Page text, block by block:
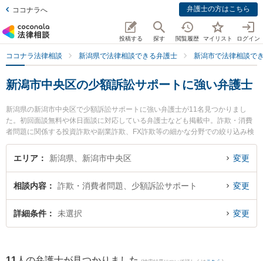
ココナラへ 弁護士の方はこちら
投稿する 探す 閲覧履歴 マイリスト ログイン
ココナラ法律相談 新潟県で法律相談できる弁護士 新潟市で法律相談で
新潟市中央区の少額訴訟サポートに強い弁護士
新潟県の新潟市中央区で少額訴訟サポートに強い弁護士が11名見つかりまし
た。初回面談無料や休日面談に対応している弁護士なども掲載中。詐欺・消費
者問題に関係する投資詐欺や副業詐欺、FX詐欺等の細かな分野での絞り込み検
索もでき便利です。特に弁護士法人一新総合法律事務所の細野 希弁護士や弁護
士法人一新総合法律事務所 上越事務所の中澤 亮一弁護士、弁護士法人一新総合
ラブルを今すぐに弁護士に相談したい』『少額訴訟サポートのトラブル解決の
実績豊富な近くの弁護士を検索したい』『初回相談無料で少額訴訟サポートを
法律相談できる新潟市中央区内の弁護士に相談予約したい』などでお困りの相
エリア 新潟県、新潟市中央区 変更
相談内容 詐欺・消費者問題、少額訴訟サポート 変更
詳細条件 未選択 変更